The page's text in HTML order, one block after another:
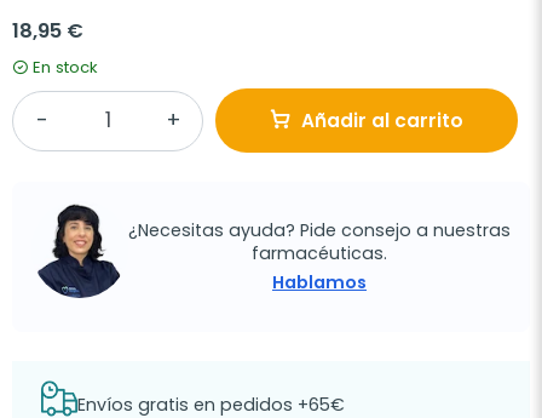
18,95 €
En stock
Añadir al carrito
¿Necesitas ayuda? Pide consejo a nuestras
farmacéuticas.
Hablamos
Envíos gratis en pedidos +65€